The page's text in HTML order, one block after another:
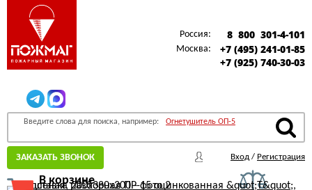
Россия: 8 800 301-4-101
Москва:
+7 (495) 241-01-85
+7 (925) 740-30-03
Введите слова для поиска, например: Огнетушитель ОП-5
ЗАКАЗАТЬ ЗВОНОК Вход / Регистрация
В корзине